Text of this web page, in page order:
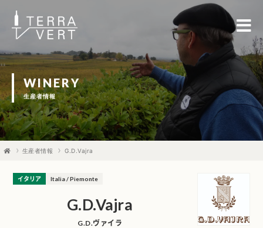
WINERY
生産者情報
生産者情報 G.D.Vajra
G.D.Vajra
G.D.ヴァイラ
イタリア Italia / Piemonte